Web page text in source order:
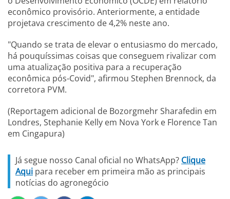
econômico provisório. Anteriormente, a entidade
projetava crescimento de 4,2% neste ano.
"Quando se trata de elevar o entusiasmo do mercado,
há pouquíssimas coisas que conseguem rivalizar com
uma atualização positiva para a recuperação
econômica pós-Covid", afirmou Stephen Brennock, da
corretora PVM.
(Reportagem adicional de Bozorgmehr Sharafedin em
Londres, Stephanie Kelly em Nova York e Florence Tan
em Cingapura)
Já segue nosso Canal oficial no WhatsApp? Clique
Aqui para receber em primeira mão as principais
notícias do agronegócio